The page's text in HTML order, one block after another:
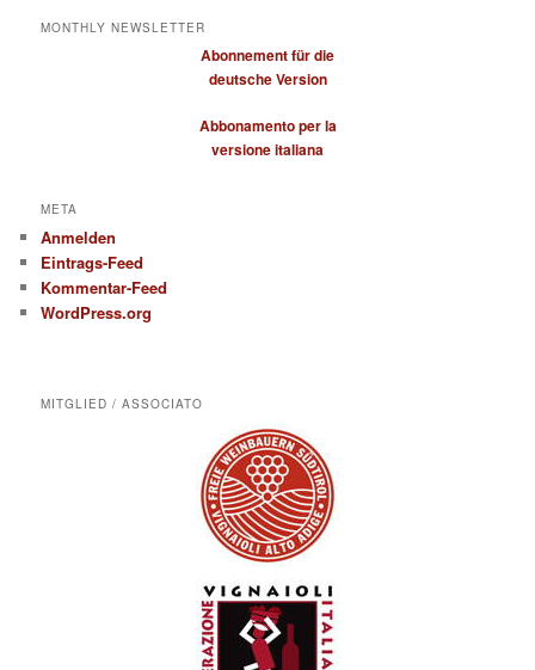
MONTHLY NEWSLETTER
Abonnement für die
deutsche Version
Abbonamento per la
versione italiana
META
Anmelden
Eintrags-Feed
Kommentar-Feed
WordPress.org
MITGLIED / ASSOCIATO